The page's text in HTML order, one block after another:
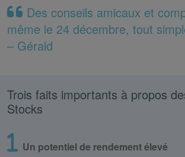
Des conseils amicaux et
même le 24 décembre, tout
– Gérald
Trois faits importants à propos
Stocks
Un potentiel de rendement élevé